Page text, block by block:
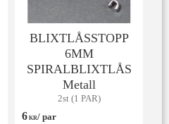
BLIXTLÅSSTOPP
6MM
SPIRALBLIXTLÅS
Metall
2st (1 PAR)
6 KR/ par